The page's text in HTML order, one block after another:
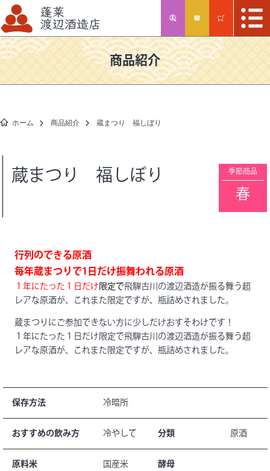
商品紹介
ホーム 商品紹介 蔵まつり 福しぼり
蔵まつり 福しぼり 季節商品
春
行列のできる原酒
毎年蔵まつりで1日だけ振舞われる原酒
１年にたった１日だけ限定で飛騨古川の渡辺酒造が振る舞う超
レアな原酒が、これまた限定ですが、瓶詰めされました。
蔵まつりにご参加できない方に少しだけおすそわけです！
１年にたった１日だけ限定で飛騨古川の渡辺酒造が振る舞う超
レアな原酒が、これまた限定ですが、瓶詰めされました。
保存方法 冷暗所
おすすめの飲み方 冷やして 分類 原酒
原料米 国産米 酵母